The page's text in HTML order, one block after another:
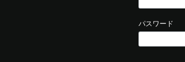
パスワード